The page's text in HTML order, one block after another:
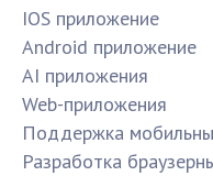
IOS приложение
Android приложение
AI приложения
Web-приложения
Поддержка
Разработка